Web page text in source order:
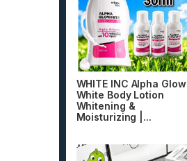
WHITE INC Alpha Glow
White Body Lotion
Whitening &
Moisturizing |...